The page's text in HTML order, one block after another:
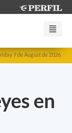
7 de August de 2026
en